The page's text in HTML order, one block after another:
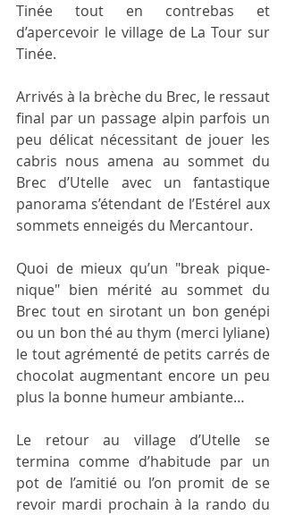
Tinée tout en contrebas et
d’apercevoir le village de La Tour sur
Tinée.
Arrivés à la brèche du Brec, le ressaut
final par un passage alpin parfois un
peu délicat nécessitant de jouer les
cabris nous amena au sommet du
Brec d’Utelle avec un fantastique
panorama s’étendant de l’Estérel aux
sommets enneigés du Mercantour.
Quoi de mieux qu’un "break pique-
nique" bien mérité au sommet du
Brec tout en sirotant un bon genépi
ou un bon thé au thym (merci lyliane)
le tout agrémenté de petits carrés de
chocolat augmentant encore un peu
plus la bonne humeur ambiante…
Le retour au village d’Utelle se
termina comme d’habitude par un
pot de l’amitié ou l’on promit de se
revoir mardi prochain à la rando du